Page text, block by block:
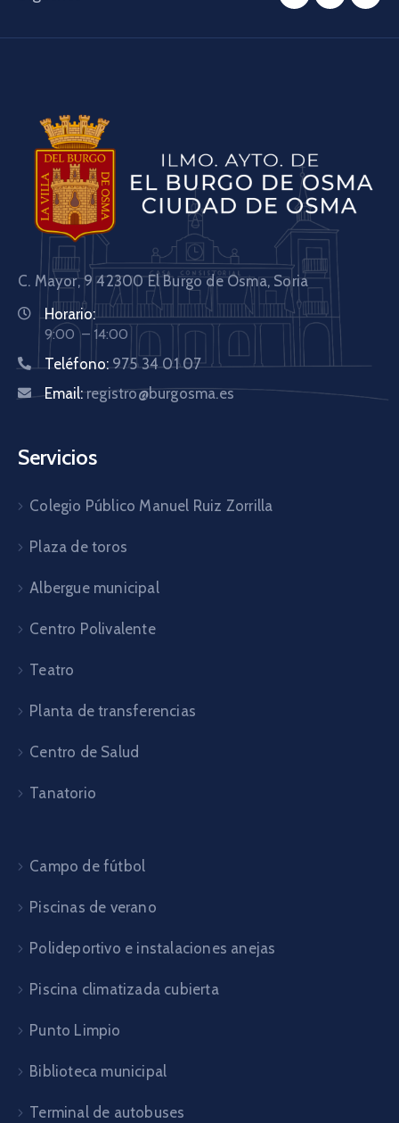
C. Mayor, 9 42300 El Burgo de Osma, Soria
Horario:
9:00 – 14:00
Teléfono:975 34 01 07
Email:registro@burgosma.es
Servicios
Colegio Público Manuel Ruiz Zorrilla
Plaza de toros
Albergue municipal
Centro Polivalente
Teatro
Planta de transferencias
Centro de Salud
Tanatorio
Campo de fútbol
Piscinas de verano
Polideportivo e instalaciones anejas
Piscina climatizada cubierta
Punto Limpio
Biblioteca municipal
Terminal de autobuses